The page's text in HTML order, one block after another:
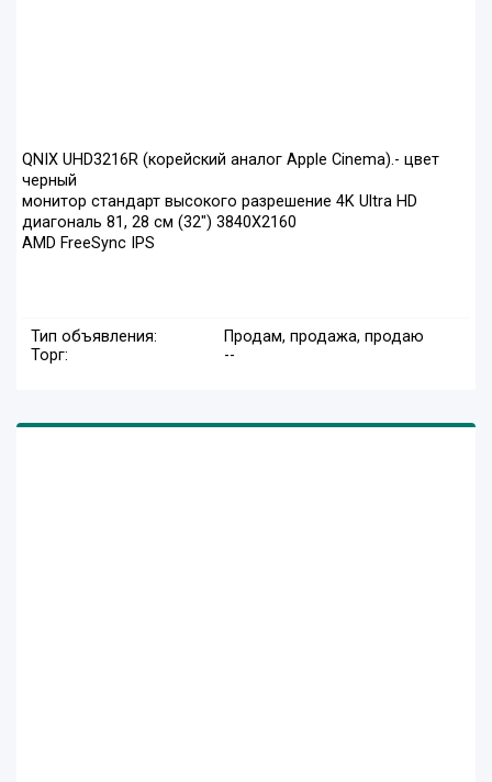
QNIX UHD3216R (корейский аналог Apple Cinema).- цвет
черный
монитор стандарт высокого разрешение 4K Ultra HD
диагональ 81, 28 см (32") 3840X2160
AMD FreeSync IPS
Тип объявления:
Продам, продажа, продаю
Торг:
--